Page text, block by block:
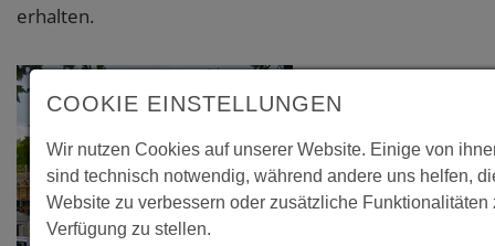
erhalten.
COOKIE EINSTELLUNGEN
Wir nutzen Cookies auf unserer Website. Einige von
sind technisch notwendig, während andere uns helfen,
Website zu verbessern oder zusätzliche Funktionalitäten
Verfügung zu stellen.